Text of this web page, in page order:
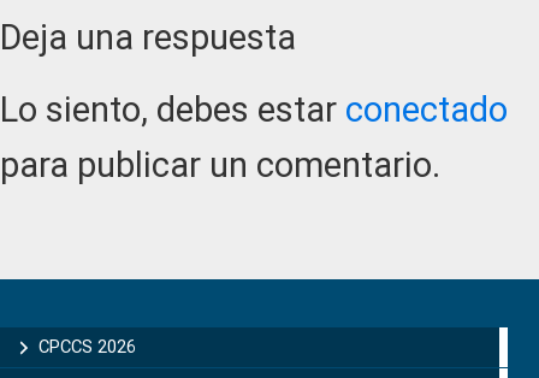
Reader
Interactions
Deja una respuesta
Lo siento, debes estar conectado
para publicar un comentario.
Sidebar
CPCCS 2026